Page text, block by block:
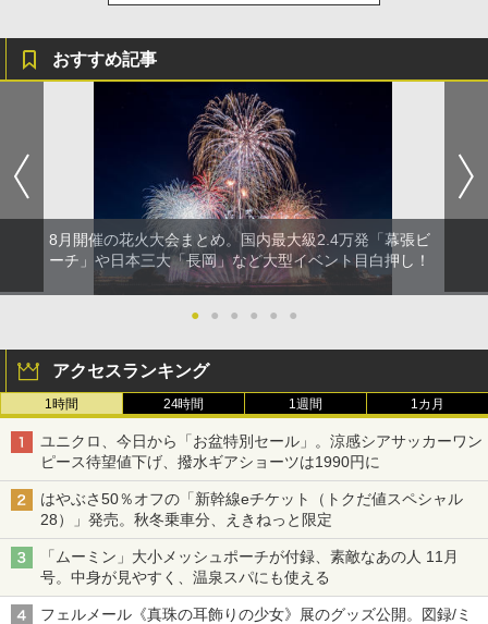
おすすめ記事
8月開催の花火大会まとめ。国内最大級2.4万発「幕張ビ
ーチ」や日本三大「長岡」など大型イベント目白押し！
● ● ● ● ● ●
アクセスランキング
1時間 24時間 1週間 1カ月
ユニクロ、今日から「お盆特別セール」。涼感シアサッカーワン
ピース待望値下げ、撥水ギアショーツは1990円に
はやぶさ50％オフの「新幹線eチケット（トクだ値スペシャル
28）」発売。秋冬乗車分、えきねっと限定
「ムーミン」大小メッシュポーチが付録、素敵なあの人 11月
号。中身が見やすく、温泉スパにも使える
フェルメール《真珠の耳飾りの少女》展のグッズ公開。図録/ミ